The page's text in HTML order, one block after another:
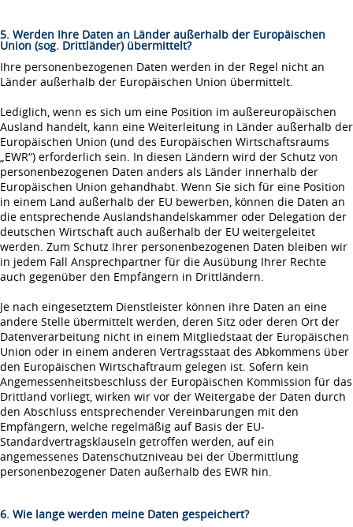
5. Werden Ihre Daten an Länder außerhalb der Europäischen
Union (sog. Drittländer) übermittelt?
Ihre personenbezogenen Daten werden in der Regel nicht an
Länder außerhalb der Europäischen Union übermittelt.
Lediglich, wenn es sich um eine Position im außereuropäischen
Ausland handelt, kann eine Weiterleitung in Länder außerhalb der
Europäischen Union (und des Europäischen Wirtschaftsraums
„EWR“) erforderlich sein. In diesen Ländern wird der Schutz von
personenbezogenen Daten anders als Länder innerhalb der
Europäischen Union gehandhabt. Wenn Sie sich für eine Position
in einem Land außerhalb der EU bewerben, können die Daten an
die entsprechende Auslandshandelskammer oder Delegation der
deutschen Wirtschaft auch außerhalb der EU weitergeleitet
werden. Zum Schutz Ihrer personenbezogenen Daten bleiben wir
in jedem Fall Ansprechpartner für die Ausübung Ihrer Rechte
auch gegenüber den Empfängern in Drittländern.
Je nach eingesetztem Dienstleister können ihre Daten an eine
andere Stelle übermittelt werden, deren Sitz oder deren Ort der
Datenverarbeitung nicht in einem Mitgliedstaat der Europäischen
Union oder in einem anderen Vertragsstaat des Abkommens über
den Europäischen Wirtschaftraum gelegen ist. Sofern kein
Angemessenheitsbeschluss der Europäischen Kommission für das
Drittland vorliegt, wirken wir vor der Weitergabe der Daten durch
den Abschluss entsprechender Vereinbarungen mit den
Empfängern, welche regelmäßig auf Basis der EU-
Standardvertragsklauseln getroffen werden, auf ein
angemessenes Datenschutzniveau bei der Übermittlung
personenbezogener Daten außerhalb des EWR hin.
6. Wie lange werden meine Daten gespeichert?